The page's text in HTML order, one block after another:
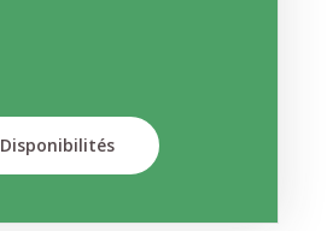
Disponibilités